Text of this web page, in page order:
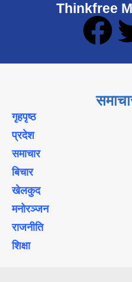
Thinkfree
गृहपृष्ठ
प्रदेश
समाचार
बिचार
खेलकुद
मनोरञ्जन
राजनीति
शिक्षा